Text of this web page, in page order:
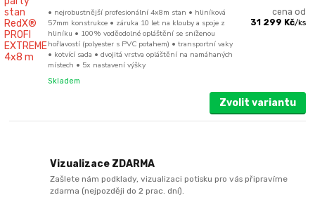
• nejrobustnější profesionální 4x8m stan • hliníková
57mm konstrukce • záruka 10 let na klouby a spoje z
hliníku • 100% voděodolné opláštění se sníženou
hořlavostí (polyester s PVC potahem) • transportní vaky
• kotvící sada • dvojitá vrstva opláštění na namáhaných
místech • 5x nastavení výšky
cena od
31 299 Kč/ks
Skladem
Zvolit variantu
Vizualizace ZDARMA
Zašlete nám podklady, vizualizaci potisku pro vás připravíme
zdarma (nejpozději do 2 prac. dní).